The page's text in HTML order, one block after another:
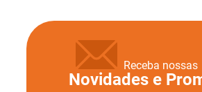
Receba nossas
Novidades e